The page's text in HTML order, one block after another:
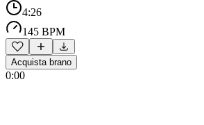
4:26
145 BPM
Acquista brano
0:00